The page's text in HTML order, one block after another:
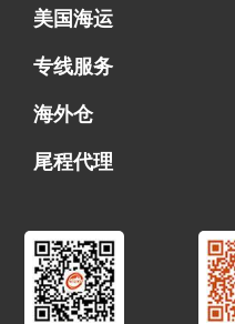
美国海运
海运拼柜
海运整柜
美国海卡
加拿大海运
专线服务
FBA专线直送
超大件专线
AWD专线
电池专线
海外仓
一件代发
FBA中转
贴标换标
拆柜/存储
尾程代理